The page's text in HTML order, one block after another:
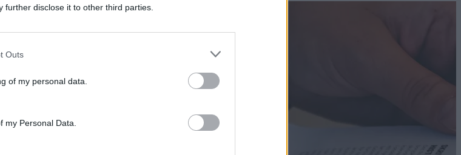
further disclose it to other third parties.
Outs
of my personal data.
my Personal Data.